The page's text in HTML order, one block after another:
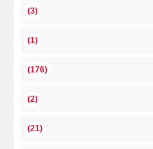
(3)
(1)
(176)
(2)
(21)